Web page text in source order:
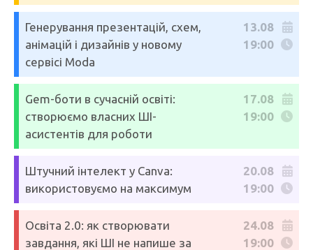
Генерування презентацій, схем,
анімацій і дизайнів у новому
сервісі Moda
13.08
19:00
Gem-боти в сучасній освіті:
створюємо власних ШІ-
асистентів для роботи
17.08
19:00
Штучний інтелект у Canva:
використовуємо на максимум
20.08
19:00
Освіта 2.0: як створювати
завдання, які ШІ не напише за
24.08
19:00